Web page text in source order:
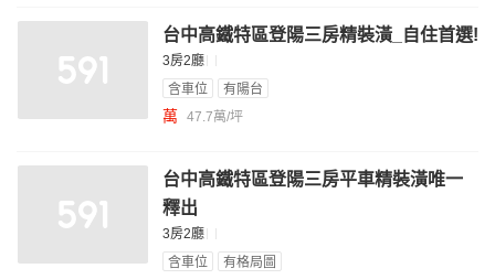
台中高鐵特區登陽三房精裝潢_自住首選!
3房2廳
含車位
有陽台
萬 47.7萬/坪
台中高鐵特區登陽三房平車精裝潢唯一
釋出
3房2廳
含車位
有格局圖